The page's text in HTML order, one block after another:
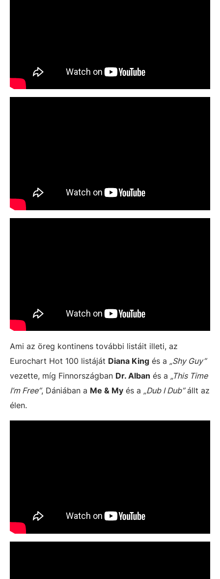
Ami az öreg kontinens további listáit illeti, az
Eurochart Hot 100 listáját Diana King és a „Shy Guy”
vezette, míg Finnországban Dr. Alban és a „This Time
I’m Free”, Dániában a Me & My és a „Dub I Dub”állt az
élen.